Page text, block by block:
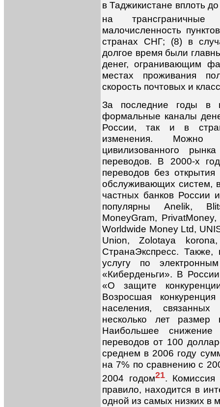
в Таджикистане вплоть
на
малочисленность
странах СНГ; (8) в
долгое время были
денег, огранивающим
местах проживания
скорость почтовых и
За последние годы в
формальные каналы
России, так и в
изменения. Можно
цивилизованного
переводов. В 2000-х
переводов без
обслуживающих систем,
частных банков России
популярны Anelik,
MoneyGram,
Worldwide Money Ltd,
Union, Zolotaya
СтранаЭкспресс.
услугу по
«Киберденьги». В
«О защите
Возросшая
населения,
несколько лет размер
Наибольшее
переводов от 100
среднем в 2006 году
на 7% по сравнению с
2004 годом21. Комиссия
правило, находится в
одной из самых низких в